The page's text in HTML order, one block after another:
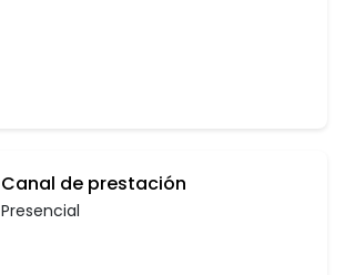
Canal de prestación
Presencial